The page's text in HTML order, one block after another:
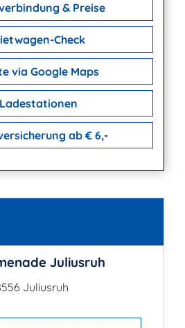
& Preise
Check
via Google Maps
Ladestationen
ab € 6,-
Juliusruh
Juliusruh